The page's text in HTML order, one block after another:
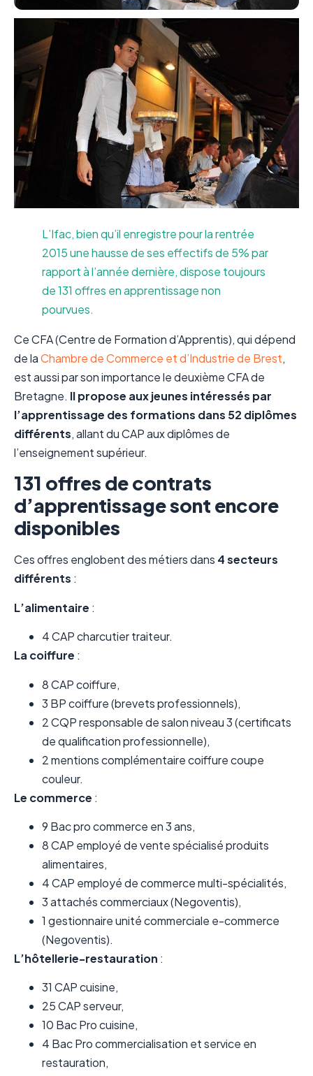
L’Ifac, bien qu’il enregistre pour la rentrée
2015 une hausse de ses effectifs de 5% par
rapport à l’année dernière, dispose toujours
de 131 offres en apprentissage non
pourvues.
Ce CFA (Centre de Formation d’Apprentis), qui dépend
de laChambre de Commerce et d’Industrie de Brest,
est aussi par son importance le deuxième CFA de
Bretagne. Il propose aux jeunes intéressés par
l’apprentissage des formations dans 52 diplômes
différents, allant du CAP aux diplômes de
l’enseignement supérieur.
131 offres de contrats
d’apprentissage sont encore
disponibles
Ces offres englobent des métiers dans 4 secteurs
différents :
L’alimentaire :
4 CAP charcutier traiteur.
La coiffure :
8 CAP coiffure,
3 BP coiffure (brevets professionnels),
2 CQP responsable de salon niveau 3 (certificats
de qualification professionnelle),
2 mentions complémentaire coiffure coupe
couleur.
Le commerce :
9 Bac pro commerce en 3 ans,
8 CAP employé de vente spécialisé produits
alimentaires,
4 CAP employé de commerce multi-spécialités,
3 attachés commerciaux (Negoventis),
1 gestionnaire unité commerciale e-commerce
(Negoventis).
L’hôtellerie-restauration :
31 CAP cuisine,
25 CAP serveur,
10 Bac Pro cuisine,
4 Bac Pro commercialisation et service en
restauration,